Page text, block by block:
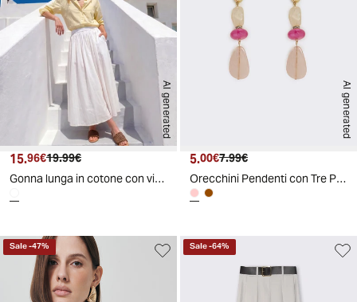
AI generated
Prezzo attuale
15.96€ Prezzo originale
19.99€
Gonna lunga in cotone con vita arricciata - Bianco
AI generated
Prezzo attuale
5.00€ Prezzo originale
7.99€
Orecchini Pendenti con Tre Pietre Eleganti - Rosa
Sale-47% Sale-64%